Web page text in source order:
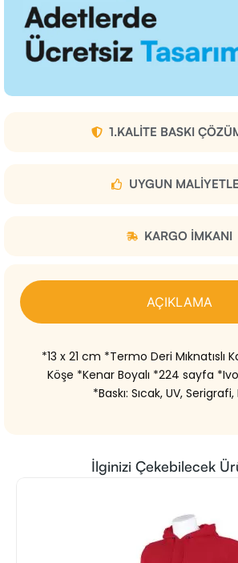
1.KALITE BASKI
UYGUN
KARGO IMKANI
AÇIKLAMA
*13 x 21 cm *Termo Deri Mıknatıslı
Köşe *Kenar Boyalı *224 sayfa
*Baskı: Sıcak, UV,
İlginizi Çekebilecek